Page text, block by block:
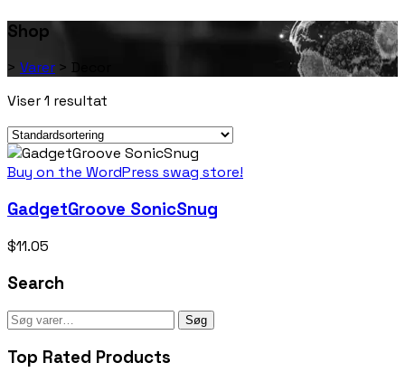
Shop
> Varer > Decor
Viser 1 resultat
Buy on the WordPress swag store!
GadgetGroove SonicSnug
$11.05
Search
Søg
Top Rated Products